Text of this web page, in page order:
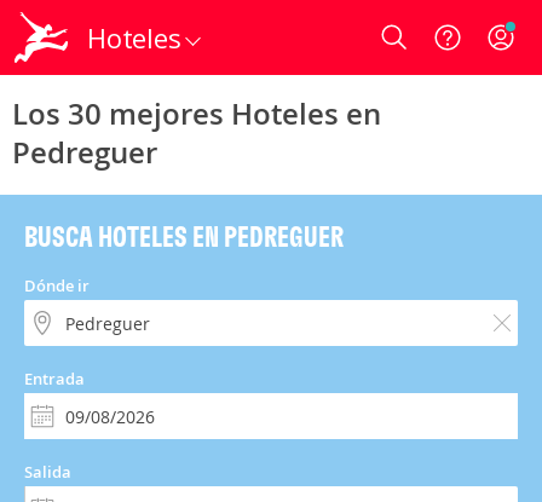
Hoteles Login
Los 30 mejores Hoteles en
Pedreguer
BUSCA HOTELES EN PEDREGUER
Dónde ir
Entrada
Salida